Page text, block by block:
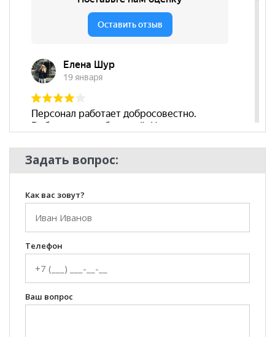
OTHERLIFE
Классический, Честерфилд
Задать вопрос:
Как вас зовут?
Телефон
Ваш вопрос